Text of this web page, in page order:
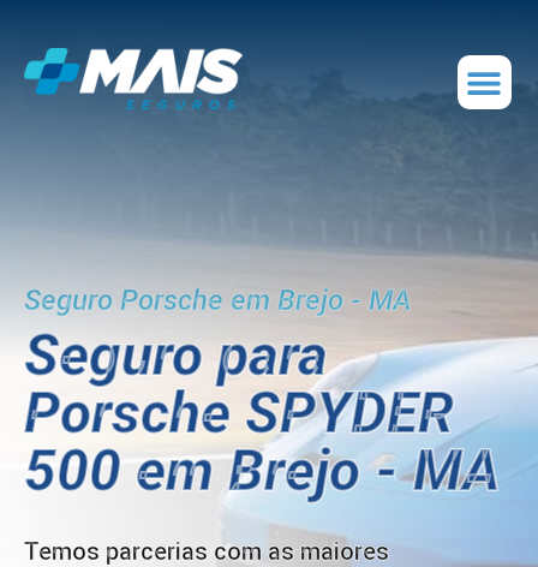
Seguro Porsche em Brejo - MA
Seguro para
Porsche SPYDER
500 em Brejo - MA
Temos parcerias com as maiores